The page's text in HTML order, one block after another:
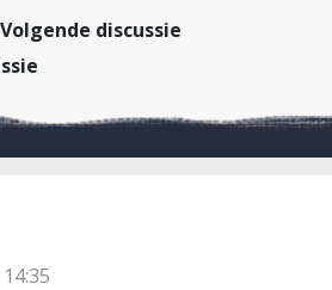
Volgende discussie